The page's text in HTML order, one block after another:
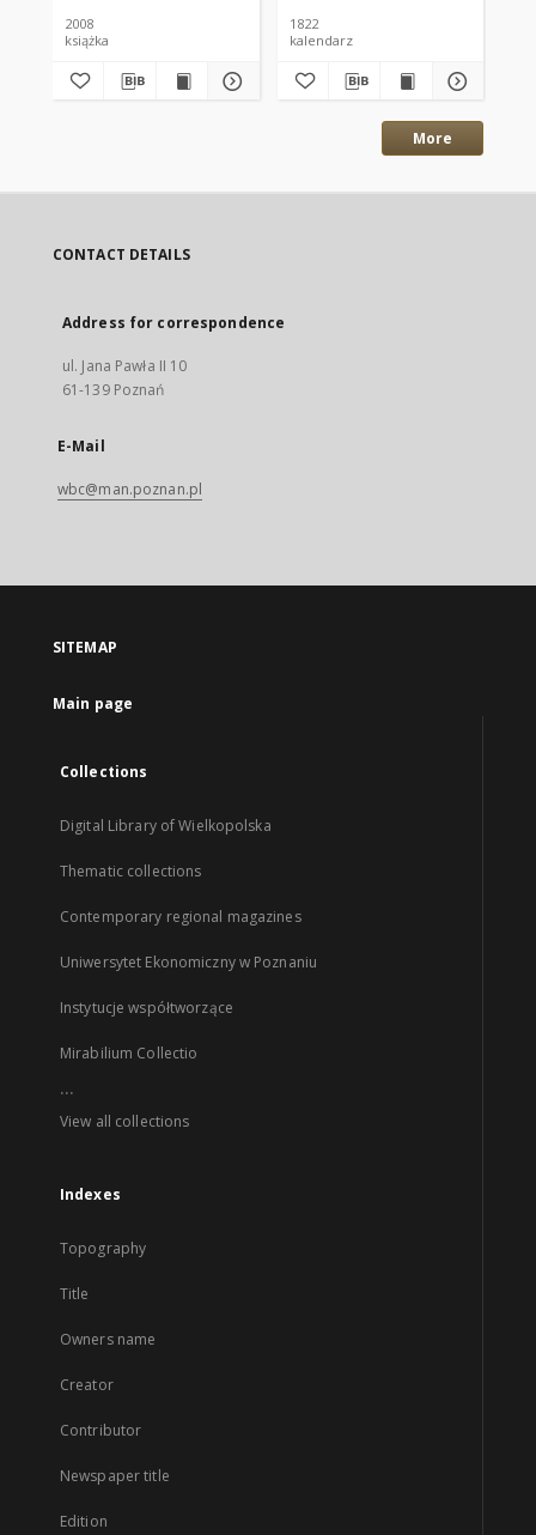
2008
książka
dni 365
1822
kalendarz
More
CONTACT DETAILS
Address for correspondence
ul. Jana Pawła II 10
61-139 Poznań
E-Mail
wbc@man.poznan.pl
SITEMAP
Main page
Collections
Digital Library of Wielkopolska
Thematic collections
Contemporary regional magazines
Uniwersytet Ekonomiczny w Poznaniu
Instytucje współtworzące
Mirabilium Collectio
...
View all collections
Indexes
Topography
Title
Owners name
Creator
Contributor
Newspaper title
Edition